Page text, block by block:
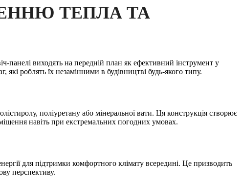
ТЕПЛА ТА
панелі виходять на передній план як ефективний інструмент у
роблять їх незамінними в будівництві будь-якого типу.
поліуретану або мінеральної вати. Ця конструкція створює
навіть при екстремальних погодних умовах.
для підтримки комфортного клімату всередині. Це призводить
перспективу.